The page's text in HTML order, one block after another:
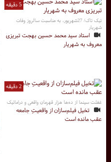
5 دقیقه
تیک تاک/ 27شهریور، به مناسبت سالروز وفات
شهریار
استاد سید محمد حسین بهجت تبریزی
معروف به شهریار
2 دقیقه
غفلت سینما از ده‌ها هزار قهرمان واقعی و دراماتیک
تخیل فیلم‌سازان از واقعیتِ جامعه
عقب مانده است